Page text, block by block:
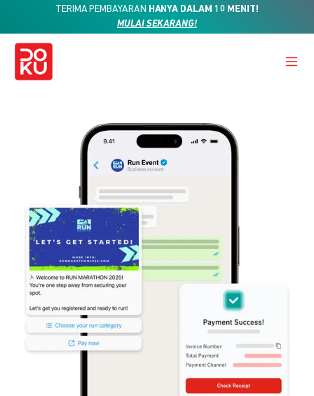
TERIMA PEMBAYARAN HANYA DALAM 10 MENIT!
MULAI SEKARANG!